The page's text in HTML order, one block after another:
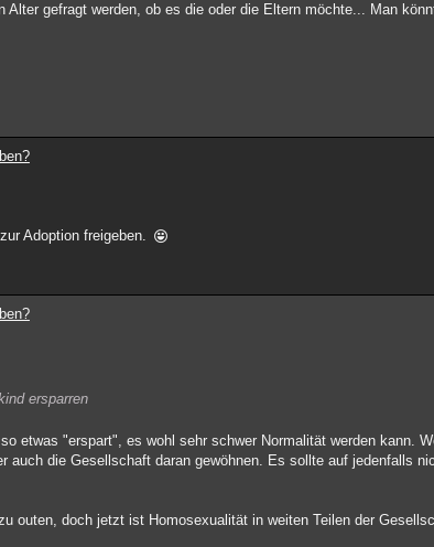
gefragt werden, ob es die oder die Eltern möchte... Man
Adoption freigeben.
ersparren
etwas "erspart", es wohl sehr schwer Normalität werden kann.
auch die Gesellschaft daran gewöhnen. Es sollte auf jedenfalls
outen, doch jetzt ist Homosexualität in weiten Teilen der